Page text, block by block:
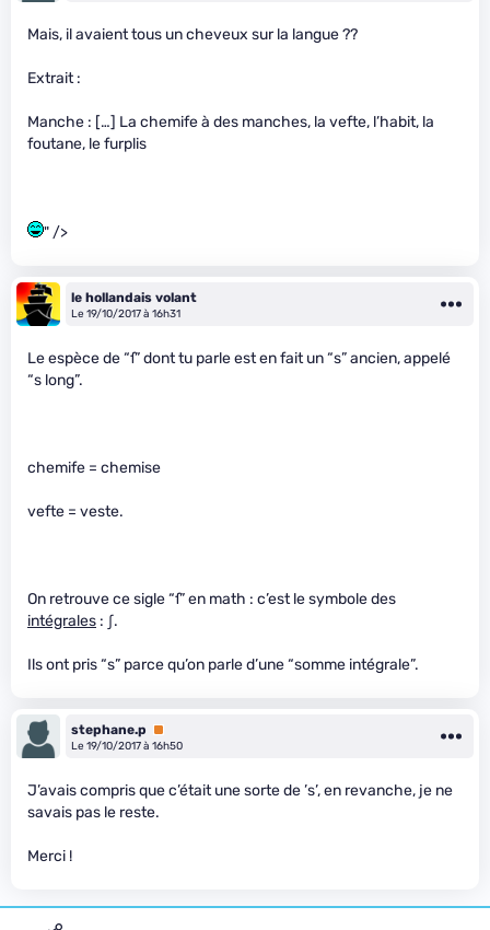
Mais, il avaient tous un cheveux sur la langue ??
Extrait :
Manche : […] La chemife à des manches, la vefte, l’habit, la
foutane, le furplis
" />
le hollandais volant
Le 19/10/2017 à 16h31
Le espèce de “ſ” dont tu parle est en fait un “s” ancien, appelé
“s long”.
chemife = chemise
vefte = veste.
On retrouve ce sigle “ſ” en math : c’est le symbole des
intégrales : ∫.
Ils ont pris “s” parce qu’on parle d’une “somme intégrale”.
stephane.p
Premium
Le 19/10/2017 à 16h50
J’avais compris que c’était une sorte de ’s’, en revanche, je ne
savais pas le reste.
Merci !